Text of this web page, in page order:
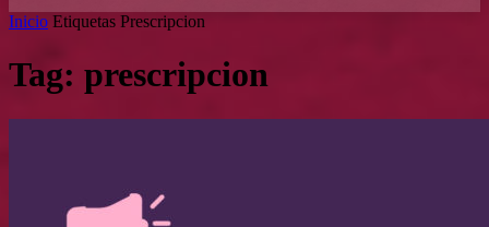
Inicio Etiquetas Prescripcion
Tag: prescripcion